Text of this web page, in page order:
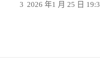
2026 年1 月 25 日
3